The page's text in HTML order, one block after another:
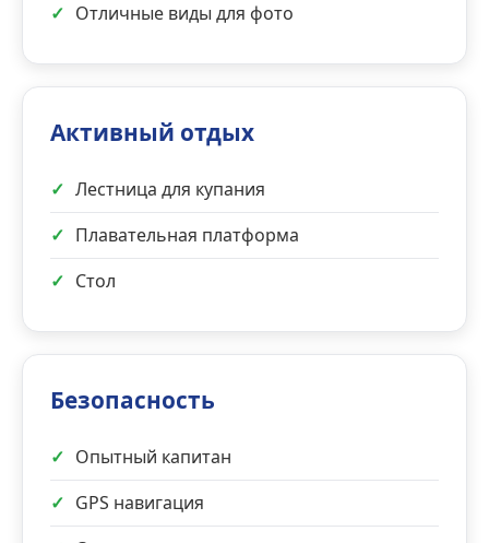
✓ Отличные виды для фото
Активный отдых
✓ Лестница для купания
✓ Плавательная платформа
✓ Стол
Безопасность
✓ Опытный капитан
✓ GPS навигация